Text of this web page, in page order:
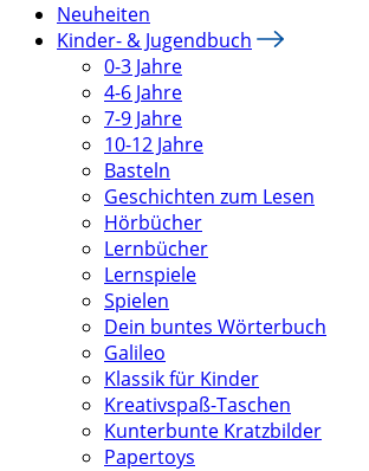
Neuheiten
Kinder- & Jugendbuch
0-3 Jahre
4-6 Jahre
7-9 Jahre
10-12 Jahre
Basteln
Geschichten zum Lesen
Hörbücher
Lernbücher
Lernspiele
Spielen
Dein buntes Wörterbuch
Galileo
Klassik für Kinder
Kreativspaß-Taschen
Kunterbunte Kratzbilder
Papertoys